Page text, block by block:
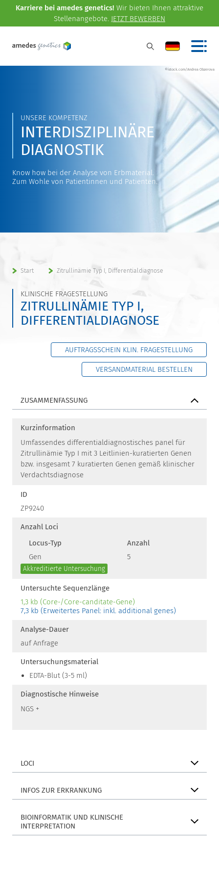
Karriere bei amedes genetics! Wir bieten Ihnen attraktive
Stellenangebote. JETZT BEWERBEN
©istock.com/Andrea Obzerova
UNSERE KOMPETENZ
INTERDISZIPLINÄRE
DIAGNOSTIK
Know how bei der Analyse von Erbmaterial.
Zum Wohle von Patientinnen und Patienten.
Start Zitrullinämie Typ I, Differentialdiagnose
KLINISCHE FRAGESTELLUNG
ZITRULLINÄMIE TYP I,
DIFFERENTIALDIAGNOSE
AUFTRAGSSCHEIN KLIN. FRAGESTELLUNG
VERSANDMATERIAL BESTELLEN
ZUSAMMENFASSUNG
Kurzinformation
Umfassendes differentialdiagnostisches panel für
Zitrullinämie Typ I mit 3 Leitlinien-kuratierten Genen
bzw. insgesamt 7 kuratierten Genen gemäß klinischer
Verdachtsdiagnose
ID
ZP9240
Anzahl Loci
Locus-Typ
Anzahl
Gen
5
Akkreditierte Untersuchung
Untersuchte Sequenzlänge
1,3 kb (Core-/Core-canditate-Gene)
7,3 kb (Erweitertes Panel: inkl. additional genes)
Analyse-Dauer
auf Anfrage
Untersuchungsmaterial
EDTA-Blut (3-5 ml)
Diagnostische Hinweise
NGS +
LOCI
INFOS ZUR ERKRANKUNG
BIOINFORMATIK UND KLINISCHE
INTERPRETATION